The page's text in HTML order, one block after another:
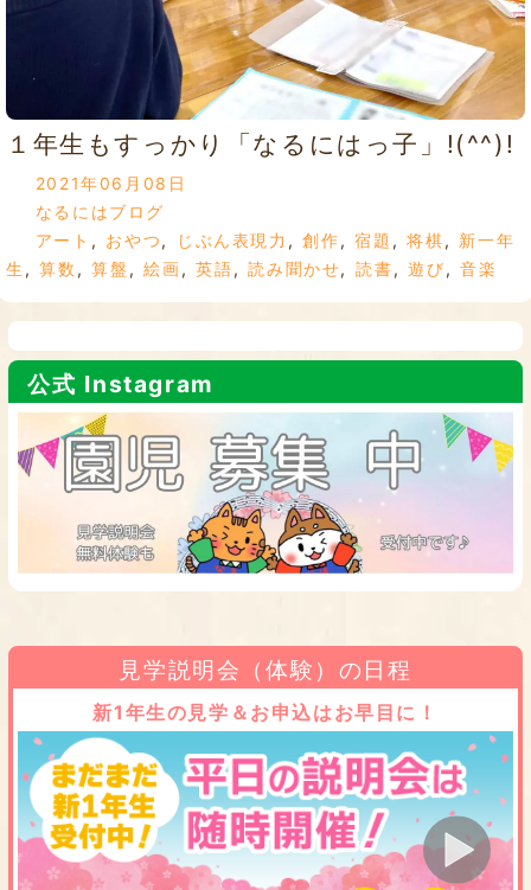
１年生もすっかり「なるにはっ子」!(^^)!
2021年06月08日
なるにはブログ
アート , おやつ, じぶん表現力 ,創作,宿題 ,将棋, 新一年
生 ,算数 ,算盤 ,絵画,英語,読み聞かせ,読書,遊び,音楽
公式 Instagram
見学説明会（体験）の日程
新1年生の見学＆お申込はお早目に！